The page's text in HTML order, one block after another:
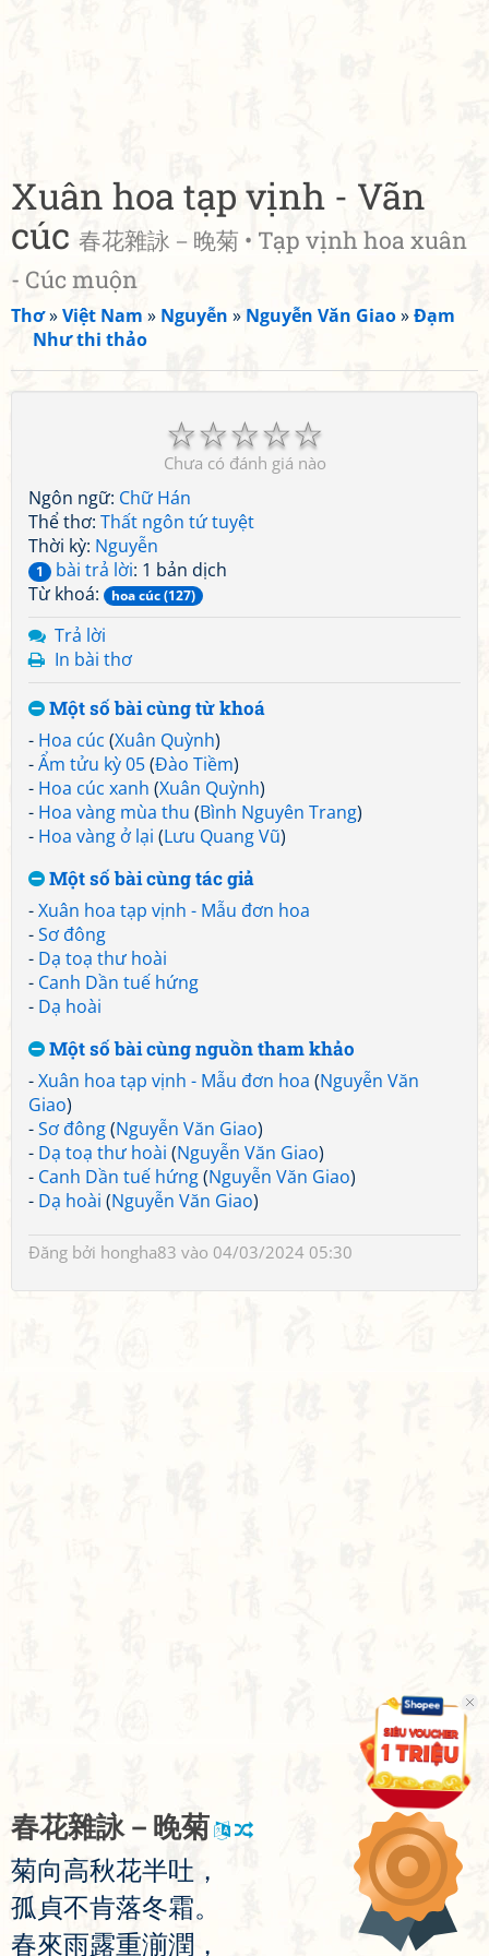
Xuân hoa tạp vịnh - Vãn
cúc 春花雜詠－晚菊 • Tạp vịnh hoa xuân
- Cúc muộn
Thơ»Việt Nam » Nguyễn » Nguyễn Văn Giao»Đạm
Như thi thảo
☆
☆
☆
☆
☆
Chưa có đánh giá nào
Ngôn ngữ: Chữ Hán
Thể thơ: Thất ngôn tứ tuyệt
Thời kỳ: Nguyễn
1 bài trả lời: 1 bản dịch
Từ khoá:
hoa cúc (127)
Trả lời
In bài thơ
Một số bài cùng từ khoá
- Hoa cúc (Xuân Quỳnh)
-Ẩm tửu kỳ 05(Đào Tiềm)
- Hoa cúc xanh (Xuân Quỳnh)
- Hoa vàng mùa thu (Bình Nguyên Trang)
- Hoa vàng ở lại (Lưu Quang Vũ)
Một số bài cùng tác giả
-Xuân hoa tạp vịnh - Mẫu đơn hoa
-Sơ đông
- Dạ toạ thư hoài
- Canh Dần tuế hứng
- Dạ hoài
Một số bài cùng nguồn tham khảo
-Xuân hoa tạp vịnh - Mẫu đơn hoa (Nguyễn Văn
Giao)
-Sơ đông(Nguyễn Văn Giao)
- Dạ toạ thư hoài (Nguyễn Văn Giao)
- Canh Dần tuế hứng(Nguyễn Văn Giao)
- Dạ hoài (Nguyễn Văn Giao)
Đăng bởi hongha83 vào 04/03/2024 05:30
春花雜詠－ 晚菊
菊向高秋花半吐 ，
孤 貞不肯落冬霜。
春來雨露重湔潤 ，